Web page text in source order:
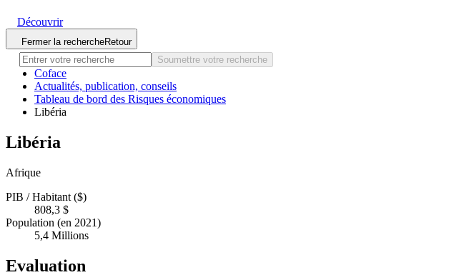
Découvrir
Fermer la rechercheRetour
Soumettre votre recherche
Coface
Actualités, publication, conseils
Tableau de bord des Risques économiques
Libéria
Libéria
Afrique
PIB / Habitant ($)
808,3 $
Population (en 2021)
5,4 Millions
Evaluation